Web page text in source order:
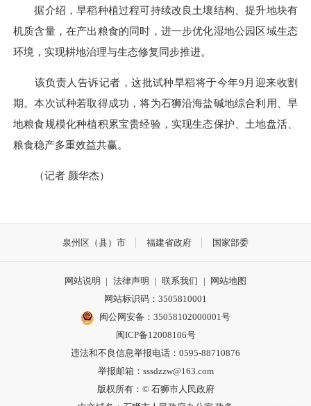
据介绍，旱稻种植过程可持续改良土壤结构、提升地块有
机质含量，在产出粮食的同时，进一步优化湿地公园区域生态
环境，实现耕地治理与生态修复同步推进。
该负责人告诉记者，这批试种旱稻将于今年9月迎来收割
期。本次试种若取得成功，将为石狮沿海盐碱地综合利用、旱
地粮食规模化种植积累宝贵经验，实现生态保护、土地盘活、
粮食稳产多重效益共赢。
（记者 颜华杰）
泉州区（县）市 福建省政府 国家部委
网站说明 | 法律声明 | 联系我们 |
网站地图
网站标识码：3505810001
闽公网安备：35058102000001号
闽ICP备12008106号
违法和不良信息举报电话：0595-88710876
举报邮箱：sssdzzw@163.com
版权所有：© 石狮市人民政府